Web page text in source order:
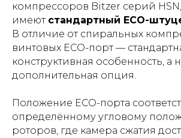
компрессоров Bitzer серий HSN,
имеют стандартный ECO-
В отличие от спиральных
винтовых ECO-порт —
конструктивная особенность, а
дополнительная опция.
Положение ECO-порта
определённому угловому
роторов, где камера сжатия